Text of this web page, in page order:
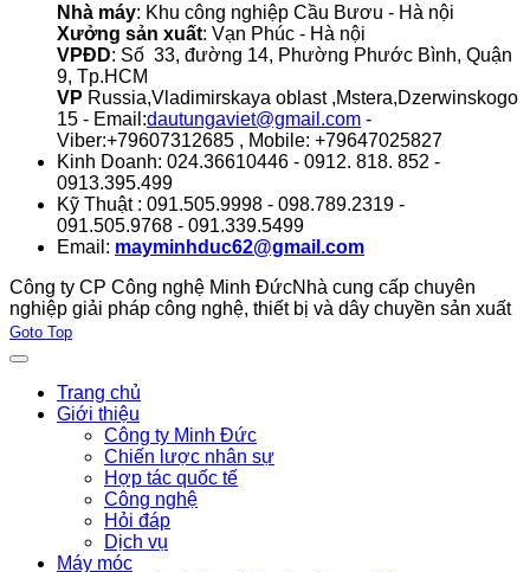
Nhà máy: Khu công nghiệp Cầu Bươu - Hà nội
Xưởng sản xuất: Vạn Phúc - Hà nội
VPĐD: Số 33, đường 14, Phường Phước Bình, Quận
9, Tp.HCM
VP Russia,Vladimirskaya oblast ,Mstera,Dzerwinskogo
15 - Email:dautungaviet@gmail.com -
Viber:+79607312685 , Mobile: +79647025827
Kinh Doanh: 024.36610446 - 0912. 818. 852 -
0913.395.499
Kỹ Thuật : 091.505.9998 - 098.789.2319 -
091.505.9768 - 091.339.5499
Email: mayminhduc62@gmail.com
Công ty CP Công nghệ Minh ĐứcNhà cung cấp chuyên
nghiệp giải pháp công nghệ, thiết bị và dây chuyền sản xuất
Joomla! 3 Templates
Goto Top
Trang chủ
Giới thiệu
Công ty Minh Đức
Chiến lược nhân sự
Hợp tác quốc tế
Công nghệ
Hỏi đáp
Dịch vụ
Máy móc